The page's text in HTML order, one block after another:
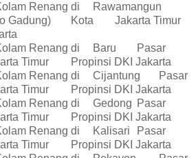
Renang di
Rawamangun
Gadung)
Kota
Jakarta Timur
Renang di
Baru
Pasar
Timur
Propinsi DKI Jakarta
Renang di
Cijantung
Pasar
Timur
Propinsi DKI Jakarta
Renang di
Gedong Pasar
Timur
Propinsi DKI Jakarta
Renang di
Kalisari
Pasar
Timur
Propinsi DKI Jakarta